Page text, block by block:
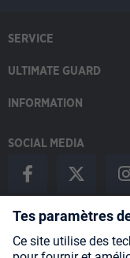
SERVICE
ULTIMATE GUARD
INFORMATION
SOCIAL MEDIA
Payment Methods